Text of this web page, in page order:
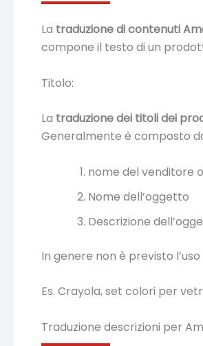
La traduzione di contenuti
compone il testo di un
Titolo:
La traduzione dei titoli dei
Generalmente è composto
nome del venditore
Nome dell’oggetto
Descrizione
In genere non è previsto
Es. Crayola, set colori per
Traduzione descrizioni per